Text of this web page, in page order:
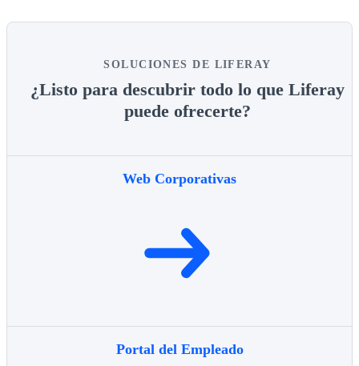
SOLUCIONES DE LIFERAY
¿Listo para descubrir todo lo que Liferay
puede ofrecerte?
Web Corporativas
Portal del Empleado